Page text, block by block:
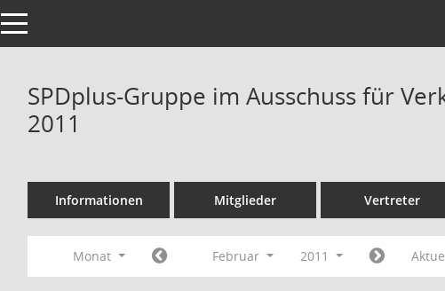
Toggle navigation
SPDplus-Gruppe im Ausschuss für
2011
Informationen Mitglieder Vertreter
Monat Februar 2011